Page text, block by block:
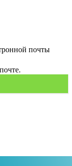
почты